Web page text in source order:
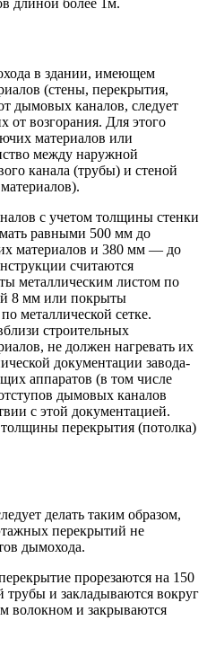
в здании, имеющем
(стены, перекрытия,
дымовых каналов, следует
возгорания. Для этого
материалов или
между наружной
канала (трубы) и стеной
с учетом толщины стенки
равными 500 мм до
материалов и 380 мм — до
считаются
металлическим листом по
8 мм или покрыты
металлической сетке.
строительных
не должен нагревать их
документации завода-
аппаратов (в том числе
дымовых каналов
с этой документацией.
перекрытия (потолка)
делать таким образом,
перекрытий не
дымохода.
прорезаются на 150
и закладываются вокруг
волокном и закрываются